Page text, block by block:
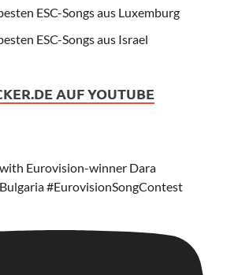
ESC-Songs aus Luxemburg
ESC-Songs aus Israel
AUF YOUTUBE
Eurovision-winner Dara
#EurovisionSongContest